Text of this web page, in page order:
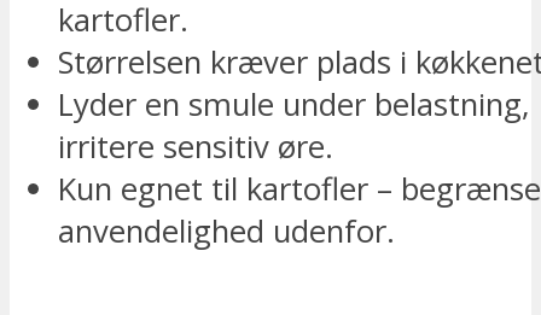
kartofler.
Størrelsen kræver plads i
Lyder en smule under
irritere sensitiv øre.
Kun egnet til kartofler –
anvendelighed udenfor.